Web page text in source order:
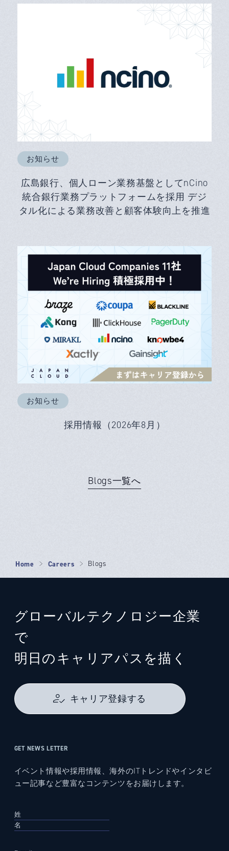
お知らせ
広島銀行、個人ローン業務基盤としてnCino
統合銀行業務プラットフォームを採用 デジ
タル化による業務改善と顧客体験向上を推進
お知らせ
採用情報（2026年8月）
Blogs一覧へ
Home Careers Blogs
グローバルテクノロジー企業
で
明日のキャリアパスを描く
キャリア登録する
GET NEWS LETTER
イベント情報や採用情報、海外のITトレンドやインタビ
ュー記事など豊富なコンテンツをお届けします。